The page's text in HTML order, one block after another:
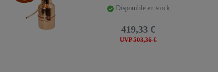
Disponible en stock
UVP 503,36 €
419,33 €